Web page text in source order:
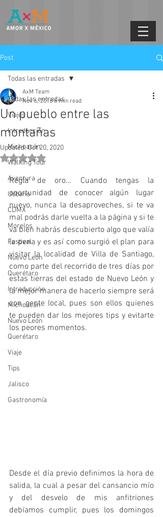
Post
Todas las entradas
Viajes
Introducción
Michoacán
Walking Tour
Aventura
Urbano
CDMX
Morelos
Festival
Nuevo León
Querétaro
Introducción
Michoacán
Nuevo León
Querétaro
Viaje
Tips
Jalisco
Gastronomía
Todas las entradas
Un pueblo entre las
montañas
AxM Team
Nov 6, 2018 6 min read
Updated:Oct 20, 2020
Rated NaN out of 5 stars.
Regla de oro… Cuando tengas la
oportunidad de conocer algún lugar
nuevo, nunca la desaproveches, si te va
mal podrás darle vuelta a la página y si te
va bien habrás descubierto algo que valía
la pena y es así como surgió el plan para
visitar la localidad de Villa de Santiago,
como parte del recorrido de tres días por
estas tierras del estado de Nuevo León y
la mejor manera de hacerlo siempre será
con gente local, pues son ellos quienes
te pueden dar los mejores tips y evitarte
los peores momentos.
Desde el día previo definimos la hora de
salida, la cual a pesar del cansancio mío
y del desvelo de mis anfitriones
debíamos cumplir, pues los domingos